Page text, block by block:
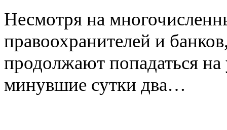
Несмотря на
правоохранителей и
продолжают попадаться
минувшие сутки два…